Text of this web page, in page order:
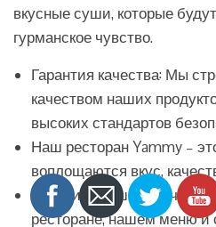
вкусные суши, которые
гурманское чувство.
Гарантия качества: Мы
качеством наших
высоких стандартов
Наш ресторан Yammy –
воплощаются вкус,
Посетите наш сайт,
ресторане, нашем меню и